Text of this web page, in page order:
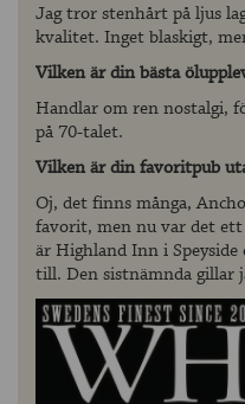
Jag tror stenhårt på ljus
kvalitet. Inget blaskigt,
Vilken är din bästa
Handlar om ren nostalgi,
på 70-talet.
Vilken är din favoritpub
Oj, det finns många,
favorit, men nu var det ett
är Highland Inn i
till. Den sistnämnda gillar